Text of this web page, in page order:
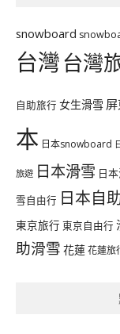
snowboard
台灣台灣
自助旅行 女生滑雪
本 日本snowboard
旅遊 日本滑雪 日
雪自由行 日本自
東京旅行 東京自由行
助滑雪 花蓮花蓮旅